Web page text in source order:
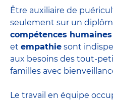
Être auxiliaire de
seulement sur un
compétences
et empathie sont
aux besoins des tout-
familles avec
Le travail en équipe